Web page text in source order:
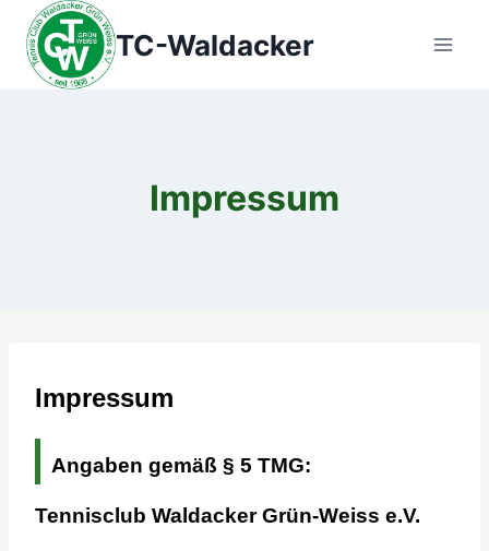
Zum
Inhalt
springen
TC-Waldacker
Impressum
Impressum
Angaben gemäß § 5 TMG:
Tennisclub Waldacker Grün-Weiss e.V.